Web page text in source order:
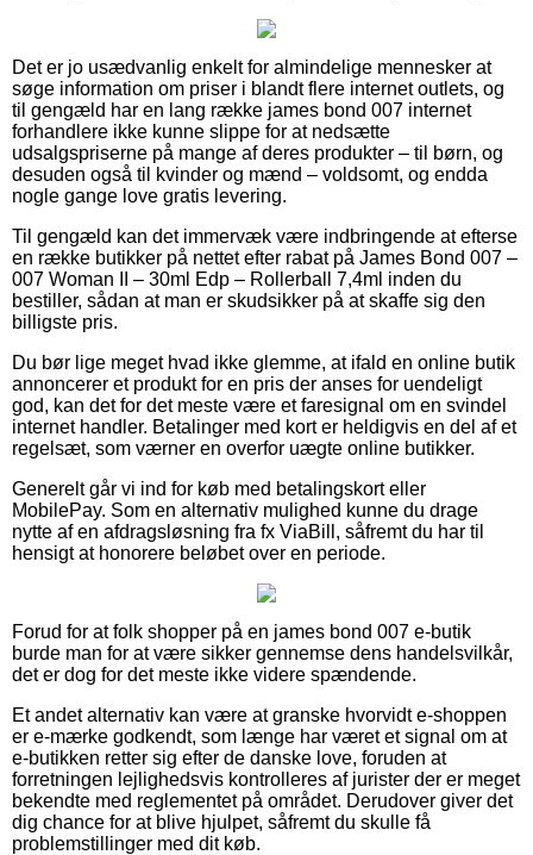
Det er jo usædvanlig enkelt for almindelige mennesker at
søge information om priser i blandt flere internet outlets, og
til gengæld har en lang række james bond 007 internet
forhandlere ikke kunne slippe for at nedsætte
udsalgspriserne på mange af deres produkter – til børn, og
desuden også til kvinder og mænd – voldsomt, og endda
nogle gange love gratis levering.
Til gengæld kan det immervæk være indbringende at efterse
en række butikker på nettet efter rabat på James Bond 007 –
007 Woman II – 30ml Edp – Rollerball 7,4ml inden du
bestiller, sådan at man er skudsikker på at skaffe sig den
billigste pris.
Du bør lige meget hvad ikke glemme, at ifald en online butik
annoncerer et produkt for en pris der anses for uendeligt
god, kan det for det meste være et faresignal om en svindel
internet handler. Betalinger med kort er heldigvis en del af et
regelsæt, som værner en overfor uægte online butikker.
Generelt går vi ind for køb med betalingskort eller
MobilePay. Som en alternativ mulighed kunne du drage
nytte af en afdragsløsning fra fx ViaBill, såfremt du har til
hensigt at honorere beløbet over en periode.
Forud for at folk shopper på en james bond 007 e-butik
burde man for at være sikker gennemse dens handelsvilkår,
det er dog for det meste ikke videre spændende.
Et andet alternativ kan være at granske hvorvidt e-shoppen
er e-mærke godkendt, som længe har været et signal om at
e-butikken retter sig efter de danske love, foruden at
forretningen lejlighedsvis kontrolleres af jurister der er meget
bekendte med reglementet på området. Derudover giver det
dig chance for at blive hjulpet, såfremt du skulle få
problemstillinger med dit køb.